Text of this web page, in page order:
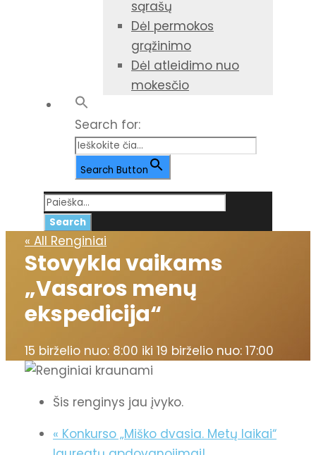
sąrašų
Dėl permokos
grąžinimo
Dėl atleidimo nuo
mokesčio
Search for:
Search Button
« All Renginiai
Stovykla vaikams
„Vasaros menų
ekspedicija“
15 birželio nuo: 8:00 iki 19 birželio nuo: 17:00
Šis renginys jau įvyko.
« Konkurso „Miško dvasia. Metų laikai“